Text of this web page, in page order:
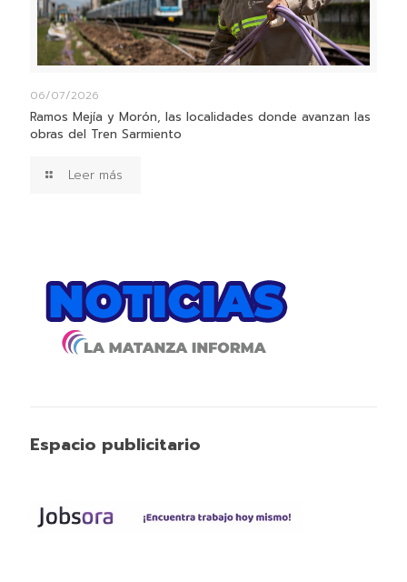
06/07/2026
Ramos Mejía y Morón, las localidades donde avanzan las
obras del Tren Sarmiento
Leer más
Espacio publicitario